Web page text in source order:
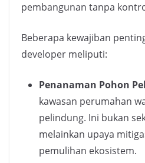
pembangunan tanpa
Beberapa kewajiban
developer meliputi:
Penanaman Pohon
kawasan perumahan
pelindung. Ini bukan
melainkan upaya
pemulihan ekosistem.